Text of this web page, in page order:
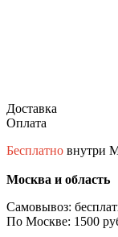
Доставка
Оплата
Бесплатно внутри
Москва и область
Самовывоз:
По Москве: 1500